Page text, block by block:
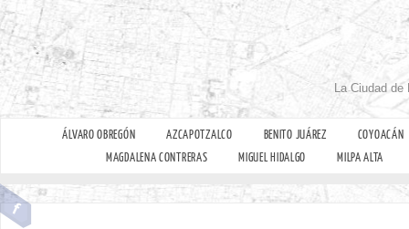
La Ciudad
ÁLVARO OBREGÓN AZCAPOTZALCO BENITO JUÁREZ
COYOACÁN
MAGDALENA CONTRERAS
MIGUEL HIDALGO MILPA ALTA